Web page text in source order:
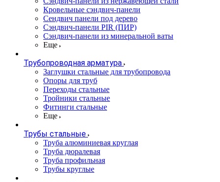
Кровельные сэндвич-панели
Сендвич панели под дерево
Сэндвич-панели PIR (ПИР)
Сэндвич-панели из минеральной ваты
Еще
Трубопроводная арматура
Заглушки стальные для трубопровода
Опоры для труб
Переходы стальные
Тройники стальные
Фитинги стальные
Еще
Трубы стальные
Труба алюминиевая круглая
Труба дюралевая
Труба профильная
Трубы круглые